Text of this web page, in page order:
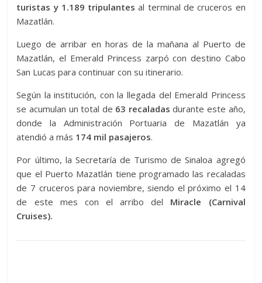
turistas y 1.189 tripulantes al terminal de cruceros en
Mazatlán.
Luego de arribar en horas de la mañana al Puerto de
Mazatlán, el Emerald Princess zarpó con destino Cabo
San Lucas para continuar con su itinerario.
Según la institución, con la llegada del Emerald Princess
se acumulan un total de 63 recaladas durante este año,
donde la Administración Portuaria de Mazatlán ya
atendió a más 174 mil pasajeros.
Por último, la Secretaría de Turismo de Sinaloa agregó
que el Puerto Mazatlán tiene programado las recaladas
de 7 cruceros para noviembre, siendo el próximo el 14
de este mes con el arribo del Miracle (Carnival
Cruises).